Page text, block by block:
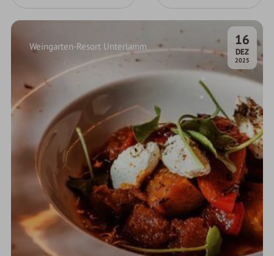
16
DEZ.
2025
Weingarten-Resort Unterlamm